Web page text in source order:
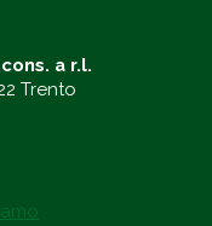
a r.l.
Trento